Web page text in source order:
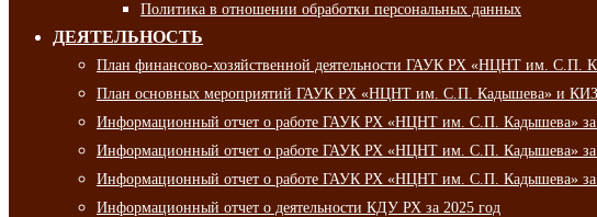
Политика в отношении обработки персональных данных
ДЕЯТЕЛЬНОСТЬ
План финансово-хозяйственной деятельности ГАУК РХ «НЦНТ им. С.П.
План основных мероприятий ГАУК РХ «НЦНТ им. С.П. Кадышева» и
Информационный отчет о работе ГАУК РХ «НЦНТ им. С.П. Кадышева» за
Информационный отчет о работе ГАУК РХ «НЦНТ им. С.П. Кадышева» за
Информационный отчет о работе ГАУК РХ «НЦНТ им. С.П. Кадышева» за
Информационный отчет о деятельности КДУ РХ за 2025 год